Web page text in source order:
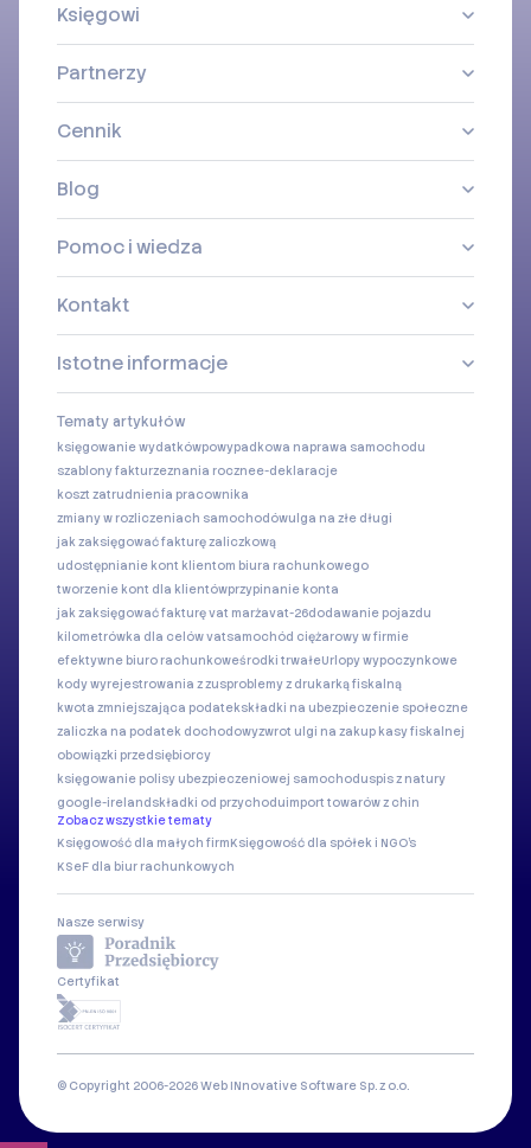
Księgowi
Partnerzy
Cennik
Blog
Pomoc i wiedza
Kontakt
Istotne informacje
Tematy artykułów
księgowanie wydatkówpowypadkowa naprawa samochodu
szablony fakturzeznania rocznee-deklaracje
koszt zatrudnienia pracownika
zmiany w rozliczeniach samochodówulga na złe długi
jak zaksięgować fakturę zaliczkową
udostępnianie kont klientom biura rachunkowego
tworzenie kont dla klientówprzypinanie konta
jak zaksięgować fakturę vat marżavat-26dodawanie pojazdu
kilometrówka dla celów vatsamochód ciężarowy w firmie
efektywne biuro rachunkoweśrodki trwałeUrlopy wypoczynkowe
kody wyrejestrowania z zusproblemy z drukarką fiskalną
kwota zmniejszająca podatekskładki na ubezpieczenie społeczne
zaliczka na podatek dochodowyzwrot ulgi na zakup kasy fiskalnej
obowiązki przedsiębiorcy
księgowanie polisy ubezpieczeniowej samochoduspis z natury
google-irelandskładki od przychoduimport towarów z chin
Zobacz wszystkie tematy
Księgowość dla małych firmKsięgowość dla spółek i NGO's
KSeF dla biur rachunkowych
Nasze serwisy
Certyfikat
© Copyright 2006-2026 Web INnovative Software Sp. z o.o.